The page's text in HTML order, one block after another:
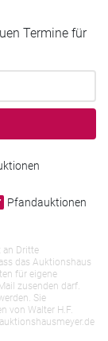
Termine für
Pfandauktionen
an Dritte
das Auktionshaus
für eigene
zusenden darf.
Sie
von Walter H.F.